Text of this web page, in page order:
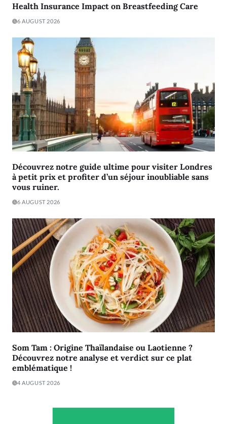
Health Insurance Impact on Breastfeeding Care
6 AUGUST 2026
Découvrez notre guide ultime pour visiter Londres
à petit prix et profiter d’un séjour inoubliable sans
vous ruiner.
6 AUGUST 2026
Som Tam : Origine Thaïlandaise ou Laotienne ?
Découvrez notre analyse et verdict sur ce plat
emblématique !
4 AUGUST 2026